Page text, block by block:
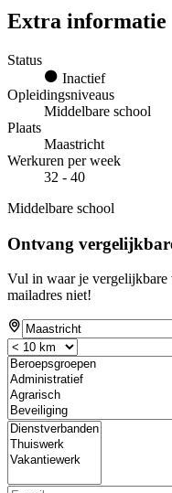
Extra informatie
Status
Inactief
Opleidingsniveaus
Middelbare school
Plaats
Maastricht
Werkuren per week
32 - 40
Middelbare school
Ontvang
Vul in waar je vergelijkbare
mailadres niet!